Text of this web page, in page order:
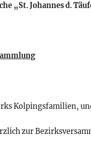
„St. Johannes d.
Kolpingsfamilien,
zur